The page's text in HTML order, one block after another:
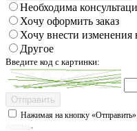
Необходима
Хочу оформить заказ
Хочу внести изменения
Другое
Введите код с картинки:
Отправить
Нажимая на кнопку «Отправить»
.